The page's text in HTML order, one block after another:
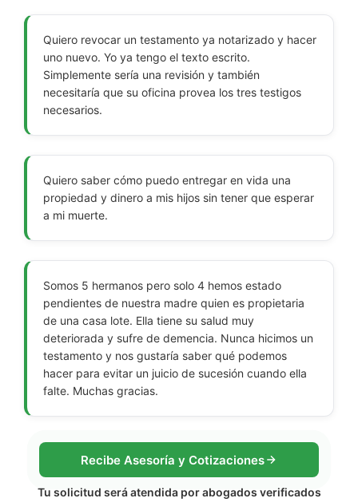
Quiero revocar un testamento ya notarizado y hacer
uno nuevo. Yo ya tengo el texto escrito.
Simplemente sería una revisión y también
necesitaría que su oficina provea los tres testigos
necesarios.
Quiero saber cómo puedo entregar en vida una
propiedad y dinero a mis hijos sin tener que esperar
a mi muerte.
Somos 5 hermanos pero solo 4 hemos estado
pendientes de nuestra madre quien es propietaria
de una casa lote. Ella tiene su salud muy
deteriorada y sufre de demencia. Nunca hicimos un
testamento y nos gustaría saber qué podemos
hacer para evitar un juicio de sucesión cuando ella
falte. Muchas gracias.
Recibe Asesoría y Cotizaciones
Tu solicitud será atendida por abogados verificados